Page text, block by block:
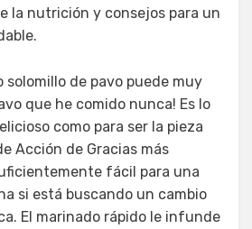
la nutrición y consejos para un
solomillo de pavo puede muy
que he comido nunca! Es lo
como para ser la pieza
Acción de Gracias más
fácil para una
si está buscando un cambio
El marinado rápido le infunde